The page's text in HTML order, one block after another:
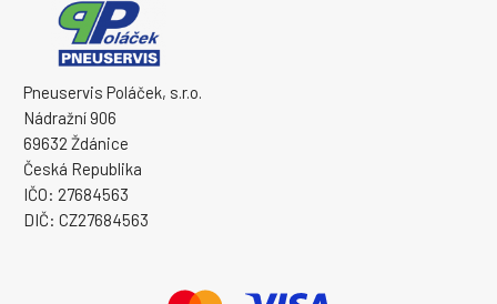
Pneuservis Poláček, s.r.o.
Nádražní 906
69632 Ždánice
Česká Republika
IČO: 27684563
DIČ: CZ27684563